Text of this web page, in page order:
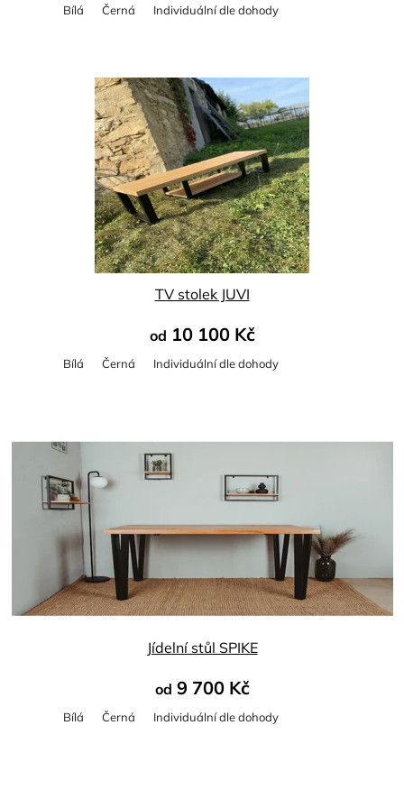
hodnocení
produktu
je
5,0
z
5
hvězdiček.
Bílá Černá Individuální dle dohody
TV stolek JUVI
od 10 100 Kč
Bílá Černá Individuální dle dohody
Jídelní stůl SPIKE
od 9 700 Kč
Bílá Černá Individuální dle dohody